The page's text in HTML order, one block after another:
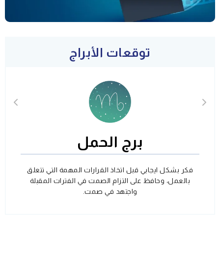
توقعات الأبراج
برج الحمل
فكر بشكل ايجابي قبل اتخاذ القرارات المهمة التي تتعلق
بالعمل، وحافظ على التزام الصمت في الفترات المقبلة
واجتهد في صمت.